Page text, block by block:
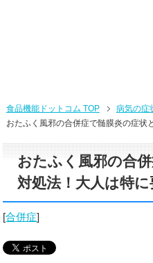
食品機能ドットコム TOP 病気の症
おたふく風邪の合併症で髄膜炎の症状
おたふく風邪の合
対処法！大人は特に
[合併症]